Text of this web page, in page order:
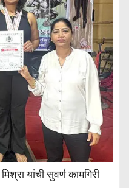
यांची सुवर्ण कामगिरी